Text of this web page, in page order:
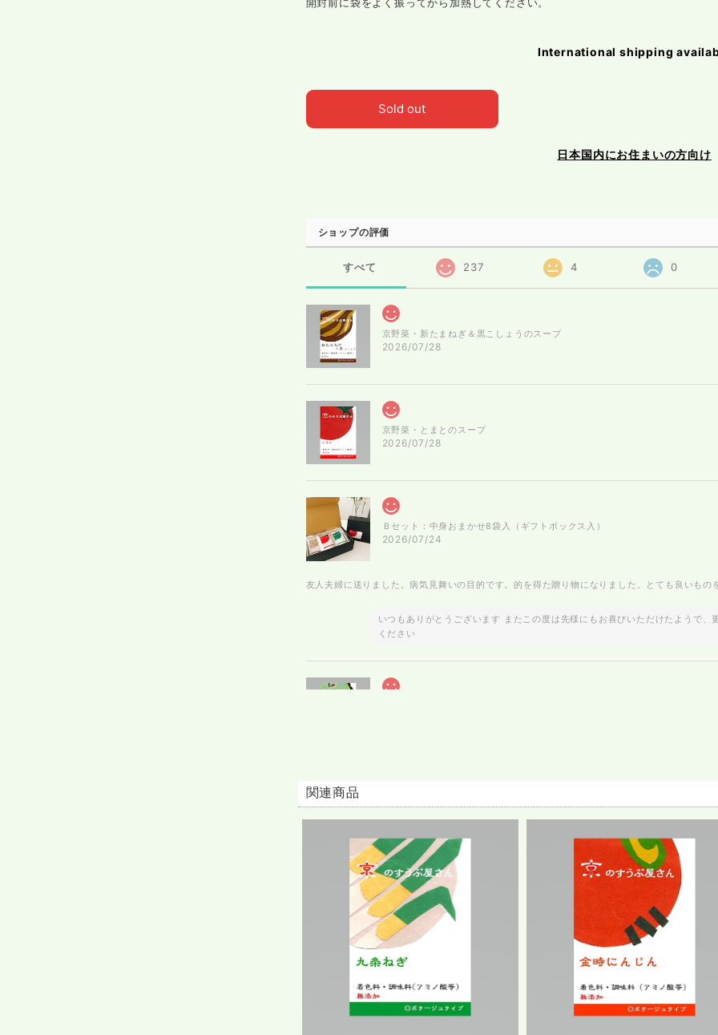
International shipping
Sold out
日本国内にお住まいの方向け
ショップの評価
すべて 237 4 0
京野菜・新たまねぎ＆黒こしょうのスープ
2026/07/28
京野菜・とまとのスープ
2026/07/28
Ｂセット：中身おまかせ8袋入（ギフトボックス入）
2026/07/24
友人夫婦に送りました。病気見舞いの目的です。的を得た贈り物になりました。とても良いもの
いつもありがとうございます またこの度は先様にもお喜びいただけたようで
ください
京野菜・とまとのスープ
2026/07/22
サラダ感覚でパンのお供に飲んでいます。
ありがとうございます 袋ごと冷やしてお素麺のつゆ
関連商品